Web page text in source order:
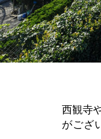
西観寺
がござ